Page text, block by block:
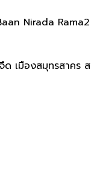
Nirada Rama2
ด เมืองสมุทรสาคร ส